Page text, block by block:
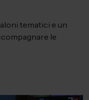
tematici e un
le